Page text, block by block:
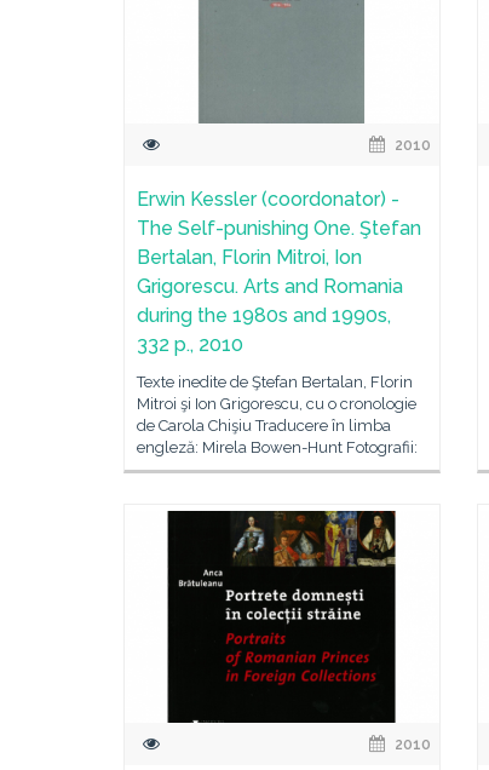
2010
Erwin Kessler (coordonator) -
The Self-punishing One. Ştefan
Bertalan, Florin Mitroi, Ion
Grigorescu. Arts and Romania
during the 1980s and 1990s,
332 p., 2010
Texte inedite de Ştefan Bertalan, Florin
Mitroi şi Ion Grigorescu, cu o cronologie
de Carola Chişiu Traducere în limba
engleză: Mirela Bowen-Hunt Fotografii:
Viorel Grigore, Sebastian Bertalan, Ion
Adina Cojocaru, Victor Bartiş
2010